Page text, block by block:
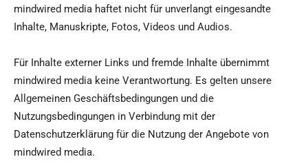
mindwired media haftet nicht für unverlangt eingesandte
Inhalte, Manuskripte, Fotos, Videos und Audios.
Für Inhalte externer Links und fremde Inhalte übernimmt
mindwired media keine Verantwortung. Es gelten unsere
Allgemeinen Geschäftsbedingungen und die
Nutzungsbedingungen in Verbindung mit der
Datenschutzerklärung für die Nutzung der Angebote von
mindwired media.